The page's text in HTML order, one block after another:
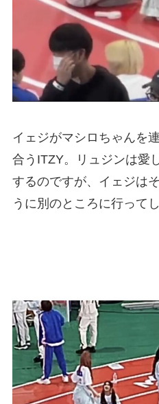
イェジがマシロちゃんを
合うITZY。リュジンは愛
するのですが、イェジは
うに別のところに行って